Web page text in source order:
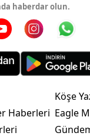
haberdar olun.
Haberleri
Köşe
Eagle